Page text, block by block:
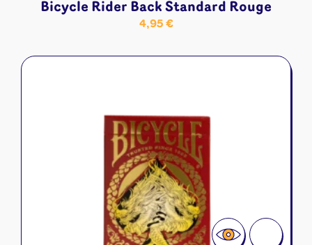
Bicycle Rider Back Standard Rouge
4,95 €